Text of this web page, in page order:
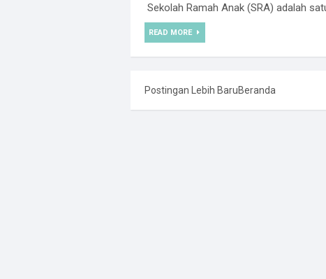
Sekolah Ramah Anak (SRA) adalah
READ MORE
Postingan Lebih BaruBeranda